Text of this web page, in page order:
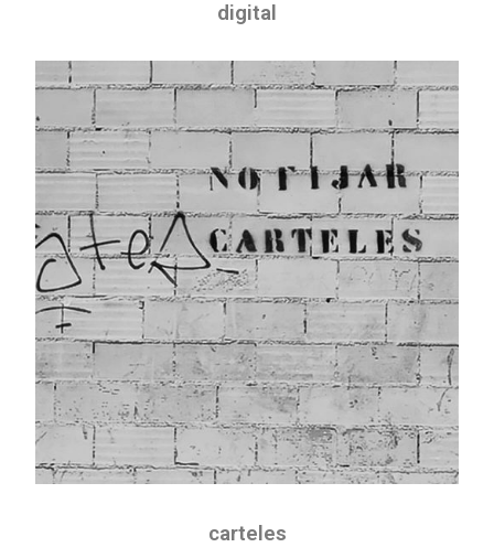
digital
carteles